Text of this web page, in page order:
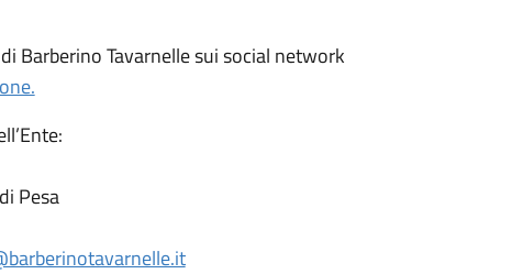
Barberino Tavarnelle sui social network
Pesa